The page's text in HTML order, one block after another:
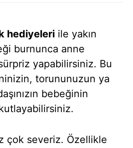
hediyeleri ile yakın
burnunca anne
yapabilirsiniz. Bu
torununuzun ya
bebeğinin
çok severiz. Özellikle